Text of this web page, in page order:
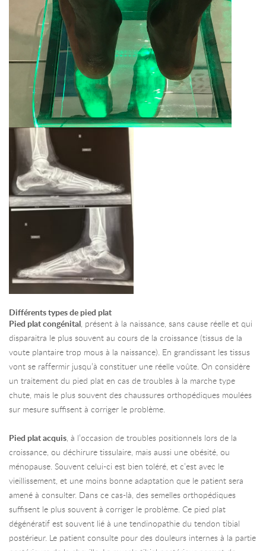
Différents types de pied plat
Pied plat congénital , présent à la naissance, sans cause réelle et qui
disparaitra le plus souvent au cours de la croissance (tissus de la
voute plantaire trop mous à la naissance). En grandissant les tissus
vont se raffermir jusqu’à constituer une réelle voûte. On considère
un traitement du pied plat en cas de troubles à la marche type
chute, mais le plus souvent des chaussures orthopédiques moulées
sur mesure suffisent à corriger le problème.
Pied plat acquis, à l’occasion de troubles positionnels lors de la
croissance, ou déchirure tissulaire, mais aussi une obésité, ou
ménopause. Souvent celui-ci est bien toléré, et c’est avec le
vieillissement, et une moins bonne adaptation que le patient sera
amené à consulter. Dans ce cas-là, des semelles orthopédiques
suffisent le plus souvent à corriger le problème. Ce pied plat
dégénératif est souvent lié à une tendinopathie du tendon tibial
postérieur. Le patient consulte pour des douleurs internes à la partie